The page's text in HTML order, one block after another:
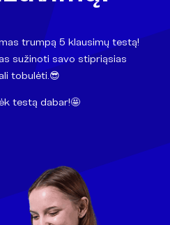
trumpą 5 klausimų testą!
sužinoti savo stipriąsias
tobulėti.😎
testą dabar!🤩